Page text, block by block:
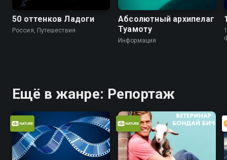
50 оттенков Ладоги
Россия, Путешествия
Абсолютный архипелаг
Туамоту
Информация
Ещё в жанре: Репортаж